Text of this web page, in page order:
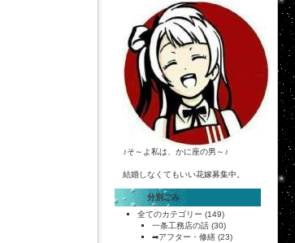
♪そ～よ私は、かに座の男～♪
結婚しなくてもいい花嫁募集中。
分別ごみ
全てのカテゴリー (149)
一条工務店の話 (30)
➡アフター・修繕 (23)